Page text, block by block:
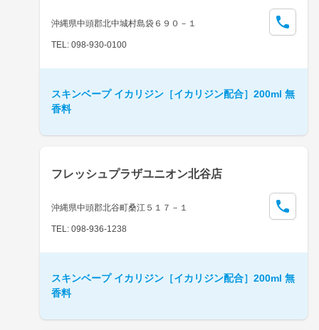
沖縄県中頭郡北中城村島袋６９０－１
TEL: 098-930-0100
スキンベープ イカリジン［イカリジン配合］200ml 無
香料
フレッシュプラザユニオン北谷店
沖縄県中頭郡北谷町桑江５１７－１
TEL: 098-936-1238
スキンベープ イカリジン［イカリジン配合］200ml 無
香料